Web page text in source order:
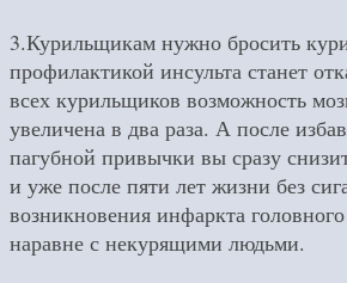
3.Курильщикам нужно бросить
профилактикой инсульта станет
всех курильщиков возможность
увеличена в два раза. А после
пагубной привычки вы сразу
и уже после пяти лет жизни без
возникновения инфаркта головного
наравне с некурящими людьми.